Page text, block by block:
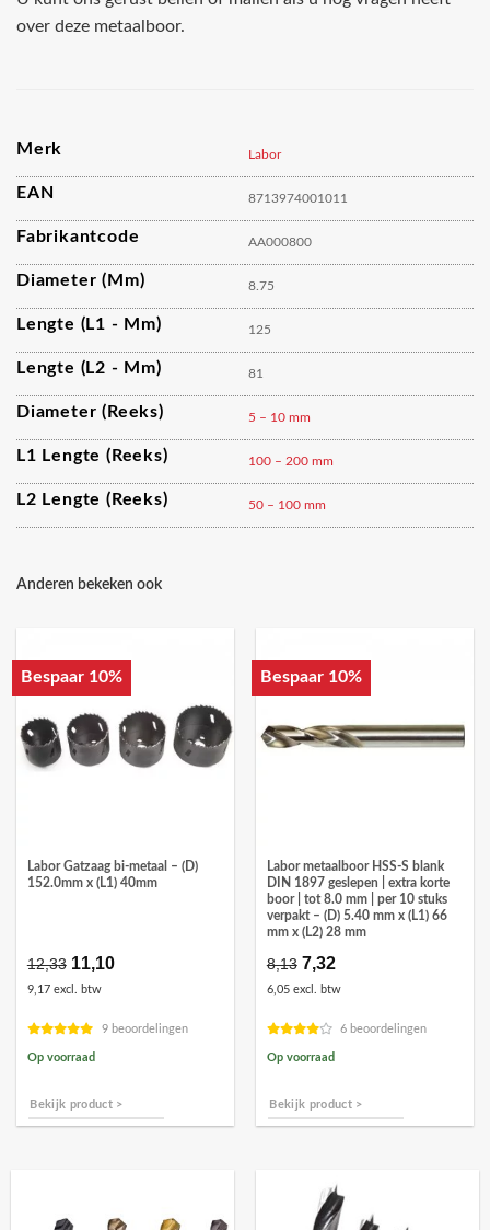
over deze metaalboor.
Merk Labor
EAN 8713974001011
Fabrikantcode AA000800
Diameter (mm) 8.75
Lengte (L1 - Mm) 125
Lengte (L2 - Mm) 81
Diameter (reeks) 5 – 10 mm
L1 Lengte (reeks) 100 – 200 mm
L2 Lengte (reeks) 50 – 100 mm
Anderen bekeken ook
Bespaar 10%
Labor Gatzaag bi-metaal – (D)
152.0mm x (L1) 40mm
12,33 Oorspronkelijke
prijs
was:
11,10Huidige
9,17 excl. btw
9 beoordelingen
Op voorraad
Bekijk product >
Bespaar 10%
Labor metaalboor HSS-S blank
DIN 1897 geslepen | extra korte
boor | tot 8.0 mm | per 10 stuks
verpakt – (D) 5.40 mm x (L1) 66
mm x (L2) 28 mm
8,13 Oorspronkelijke
prijs
was:
7,32Huidige
is:
6,05 excl. btw
6 beoordelingen
Op voorraad
Bekijk product >